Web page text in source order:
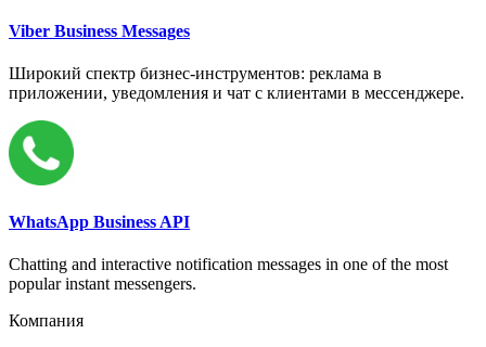
Viber Business Messages
Широкий спектр бизнес-инструментов: реклама в
приложении, уведомления и чат с клиентами в мессенджере.
WhatsApp Business API
Chatting and interactive notification messages in one of the most
popular instant messengers.
Компания